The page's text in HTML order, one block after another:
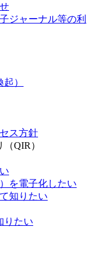
ジャーナル等の利
）
ス方針
QIR）
を電子化したい
知りたい
りたい